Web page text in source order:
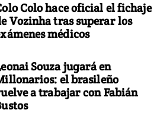
Colo hace oficial el fichaje
Vozinha tras superar los
médicos
Souza jugará en
el brasileño
a trabajar con Fabián